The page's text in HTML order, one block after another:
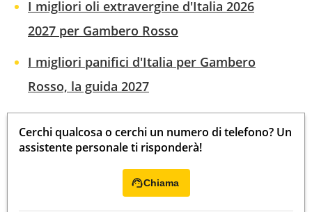
I migliori oli extravergine d'Italia 2026
2027 per Gambero Rosso
I migliori panifici d'Italia per Gambero
Rosso, la guida 2027
Cerchi qualcosa o cerchi un numero di telefono? Un
assistente personale ti risponderà!
Chiama